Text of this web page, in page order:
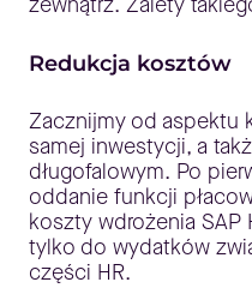
Redukcja kosztów
Zacznijmy od aspektu
samej inwestycji, a
długofalowym. Po
oddanie funkcji
koszty wdrożenia SAP
tylko do wydatków
części HR.